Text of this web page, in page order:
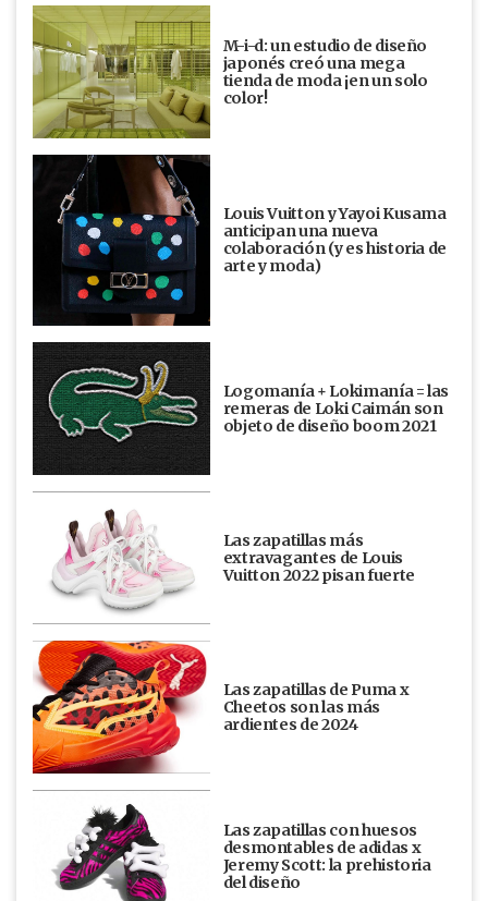
M-i-d: un estudio de diseño
japonés creó una mega
tienda de moda ¡en un solo
color!
Louis Vuitton y Yayoi Kusama
anticipan una nueva
colaboración (y es historia de
arte y moda)
Logomanía + Lokimanía = las
remeras de Loki Caimán son
objeto de diseño boom 2021
Las zapatillas más
extravagantes de Louis
Vuitton 2022 pisan fuerte
Las zapatillas de Puma x
Cheetos son las más
ardientes de 2024
Las zapatillas con huesos
desmontables de adidas x
Jeremy Scott: la prehistoria
del diseño